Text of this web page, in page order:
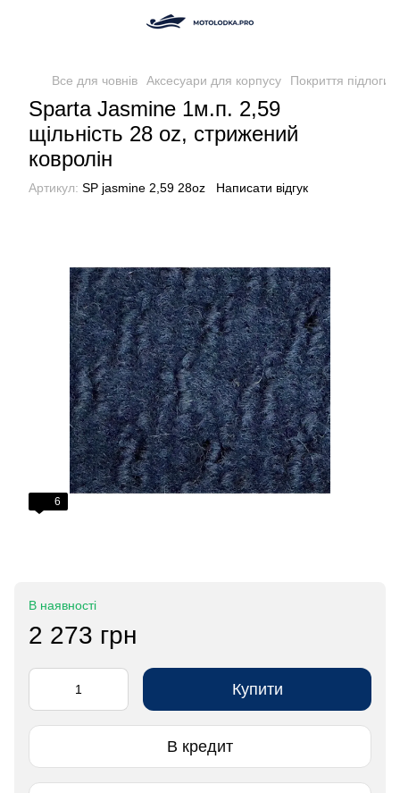
Все для човнів Аксесуари для корпусу Покриття підлоги
Sparta Jasmine 1м.п. 2,59
щільність 28 oz, стрижений
ковролін
Артикул: SP jasmine 2,59 28oz Написати відгук
6
В наявності
2 273 грн
Купити
В кредит